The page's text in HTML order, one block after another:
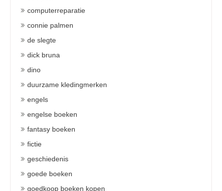
computerreparatie
connie palmen
de slegte
dick bruna
dino
duurzame kledingmerken
engels
engelse boeken
fantasy boeken
fictie
geschiedenis
goede boeken
goedkoop boeken kopen